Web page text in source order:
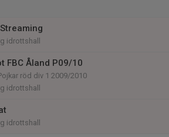
idrottshall
FBC Åland P09/10
röd div 1 2009/2010
idrottshall
idrottshall